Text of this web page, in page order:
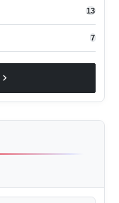
13
7
chevron_right